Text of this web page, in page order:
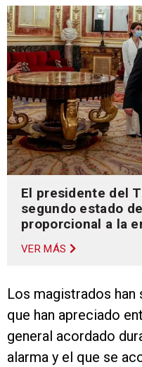
El presidente del
segundo estado
proporcional a la
VER MÁS
Los magistrados han
que han apreciado
general acordado
alarma y el que se